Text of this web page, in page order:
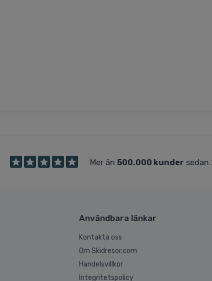
Mer än 500.000 kunder sedan
Användbara länkar
Kontakta oss
Om Skidresor.com
Handelsvillkor
Integritetspolicy